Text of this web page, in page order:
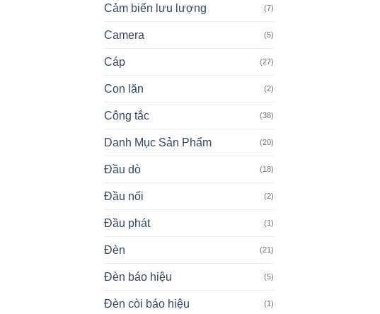
Cảm biến lưu lượng (7)
Camera (5)
Cáp (27)
Con lăn (2)
Công tắc (38)
Danh Mục Sản Phẩm (20)
Đầu dò (18)
Đầu nối (2)
Đầu phát (1)
Đèn (21)
Đèn báo hiệu (5)
Đèn còi báo hiệu (1)